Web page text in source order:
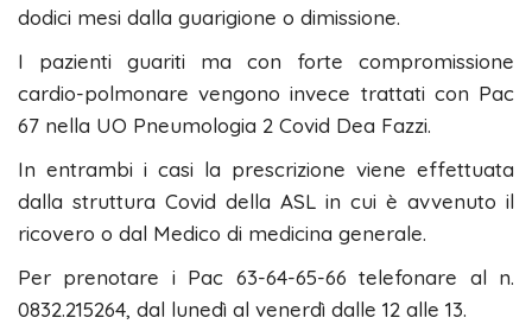
dodici mesi dalla guarigione o dimissione.
I pazienti guariti ma con forte compromissione
cardio-polmonare vengono invece trattati con Pac
67 nella UO Pneumologia 2 Covid Dea Fazzi.
In entrambi i casi la prescrizione viene effettuata
dalla struttura Covid della ASL in cui è avvenuto il
ricovero o dal Medico di medicina generale.
Per prenotare i Pac 63-64-65-66 telefonare al n.
0832.215264, dal lunedì al venerdì dalle 12 alle 13.